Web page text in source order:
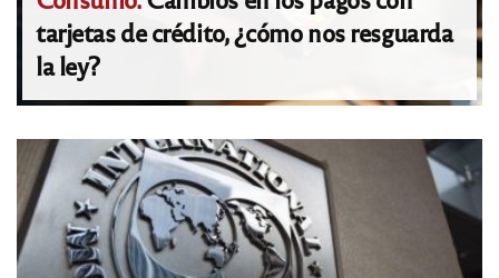
tarjetas de crédito, ¿cómo nos resguarda
la ley?